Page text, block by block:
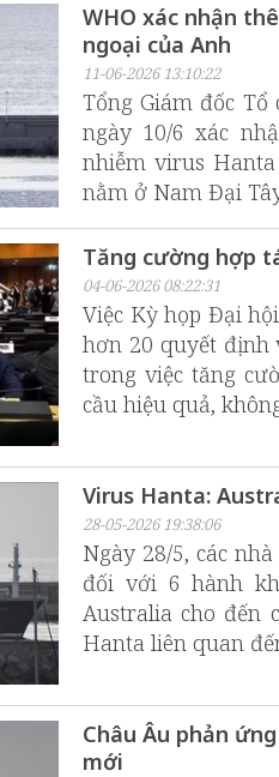
WHO xác nhận
ngoại của Anh
11-06-2026 13:10:22
Tổng Giám đốc Tổ
ngày 10/6 xác
nhiễm virus
nằm ở Nam Đại
Tăng cường hợp
04-06-2026 08:22:31
Việc Kỳ họp Đại
hơn 20 quyết định
trong việc tăng
cầu hiệu quả,
Virus Hanta:
28-05-2026 19:38:06
Ngày 28/5, các
đối với 6 hành
Australia cho đến
Hanta liên quan
Châu Âu phản
mới